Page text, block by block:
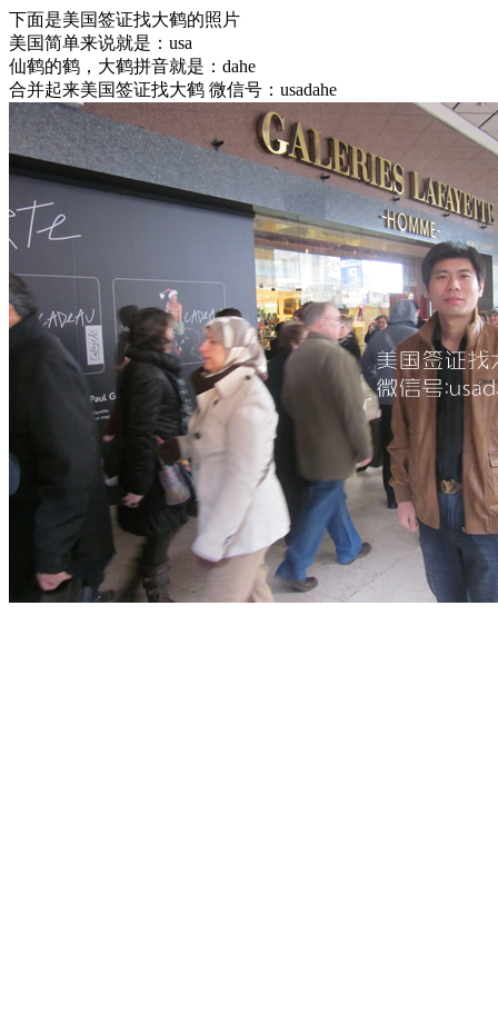
下面是美国签证找大鹤的照片
美国简单来说就是：usa
仙鹤的鹤，大鹤拼音就是：dahe
合并起来美国签证找大鹤 微信号：usadahe